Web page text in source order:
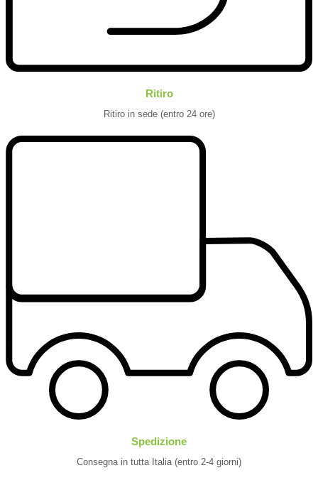
Ritiro
Ritiro in sede (entro 24 ore)
Spedizione
Consegna in tutta Italia (entro 2-4 giorni)